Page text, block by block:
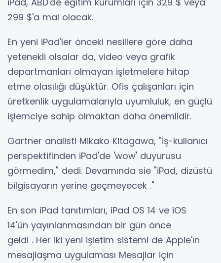
299 $'a mal olacak.
En yeni iPad'ler önceki nesillere göre daha
yetenekli olsalar da, video veya grafik
departmanları olmayan işletmelere hitap
etme olasılığı düşüktür. Ofis çalışanları için
üretkenlik uygulamalarıyla uyumluluk, en güçlü
işlemciye sahip olmaktan daha önemlidir.
Gartner analisti Mikako Kitagawa, "İş-kullanıcı
perspektifinden iPad'de 'wow' duyurusu
görmedim," dedi. Devamında sie "iPad, dizüstü
bilgisayarın yerine geçmeyecek ."
En son iPad tanıtımları, iPad OS 14 ve iOS
14'ün yayınlanmasından bir gün önce
geldi . Her iki yeni işletim sistemi de Apple'ın
mesajlaşma uygulaması Mesajlar için